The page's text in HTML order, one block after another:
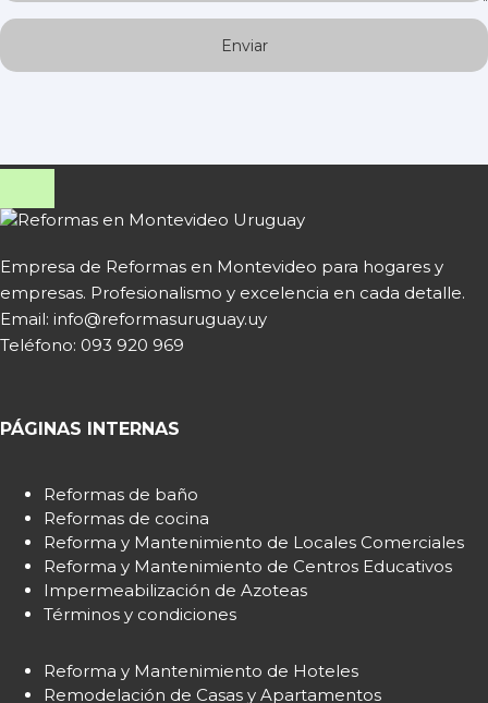
Empresa de Reformas en Montevideo para hogares y
empresas. Profesionalismo y excelencia en cada detalle.
Email: info@reformasuruguay.uy
Teléfono: 093 920 969
PÁGINAS INTERNAS
Reformas de baño
Reformas de cocina
Reforma y Mantenimiento de Locales Comerciales
Reforma y Mantenimiento de Centros Educativos
Impermeabilización de Azoteas
Términos y condiciones
Reforma y Mantenimiento de Hoteles
Remodelación de Casas y Apartamentos